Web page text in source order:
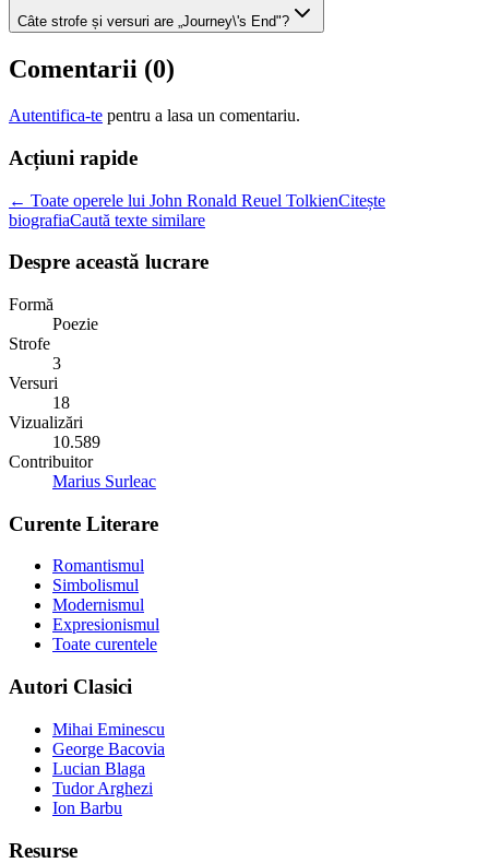
Câte strofe și versuri are „Journey\'s End"?
Comentarii (0)
Autentifica-te pentru a lasa un comentariu.
Acțiuni rapide
← Toate operele lui John Ronald Reuel TolkienCitește
biografiaCaută texte similare
Despre această lucrare
Formă
Poezie
Strofe
3
Versuri
18
Vizualizări
10.589
Contribuitor
Marius Surleac
Curente Literare
Romantismul
Simbolismul
Modernismul
Expresionismul
Toate curentele
Autori Clasici
Mihai Eminescu
George Bacovia
Lucian Blaga
Tudor Arghezi
Ion Barbu
Resurse